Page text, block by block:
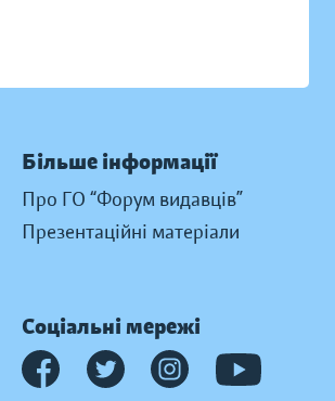
Більше інформації
Про ГО “Форум видавців”
Презентаційні матеріали
Соціальні мережі